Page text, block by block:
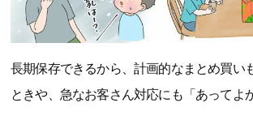
長期保存できるから、計画的なまとめ買い
ときや、急なお客さん対応にも「あってよ